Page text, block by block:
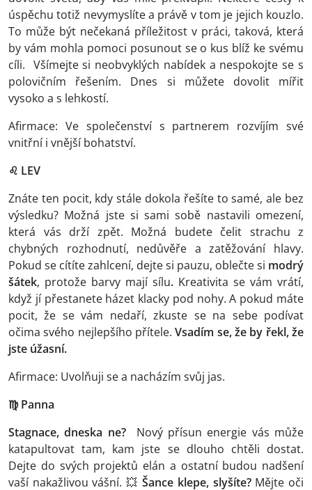
úspěchu totiž nevymyslíte a právě v tom je jejich kouzlo.
To může být nečekaná příležitost v práci, taková, která
by vám mohla pomoci posunout se o kus blíž ke svému
cíli. Všímejte si neobvyklých nabídek a nespokojte se s
polovičním řešením. Dnes si můžete dovolit mířit
vysoko a s lehkostí.
Afirmace: Ve společenství s partnerem rozvíjím své
vnitřní i vnější bohatství.
♌ LEV
Znáte ten pocit, kdy stále dokola řešíte to samé, ale bez
výsledku? Možná jste si sami sobě nastavili omezení,
která vás drží zpět. Možná budete čelit strachu z
chybných rozhodnutí, nedůvěře a zatěžování hlavy.
Pokud se cítíte zahlcení, dejte si pauzu, oblečte si modrý
šátek, protože barvy mají sílu. Kreativita se vám vrátí,
když jí přestanete házet klacky pod nohy. A pokud máte
pocit, že se vám nedaří, zkuste se na sebe podívat
očima svého nejlepšího přítele.Vsadím se, že by řekl, že
jste úžasní.
Afirmace: Uvolňuji se a nacházím svůj jas.
♍ Panna
Stagnace, dneska ne?
Nový přísun energie vás může
katapultovat tam, kam jste se dlouho chtěli dostat.
Dejte do svých projektů elán a ostatní budou nadšení
vaší nakažlivou vášní. 💥Šance klepe, slyšíte?Mějte oči